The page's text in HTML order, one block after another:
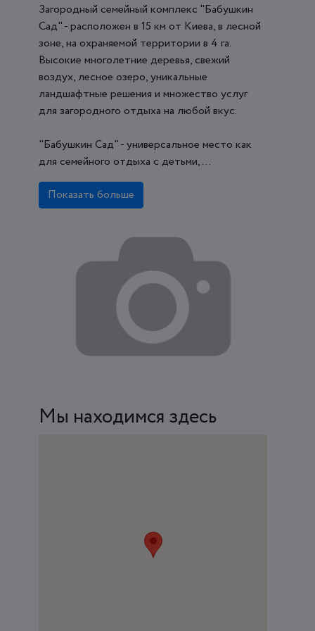
Загородный семейный комплекс "Бабушкин
Сад" - расположен в 15 км от Киева, в лесной
зоне, на охраняемой территории в 4 га.
Высокие многолетние деревья, свежий
воздух, лесное озеро, уникальные
ландшафтные решения и множество услуг
для загородного отдыха на любой вкус.
"Бабушкин Сад" - универсальное место как
для семейного отдыха с детьми, ...
Показать больше
Мы находимся здесь